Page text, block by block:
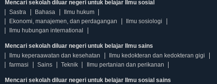
Mencari sekolah diluar negeri untuk belajar Ilmu sosial
Sastra
Bahasa
Ilmu hukum
Ekonomi, manajemen, dan perdagangan
Ilmu sosiologi
Ilmu hubungan international
Mencari sekolah diluar negeri untuk belajar Ilmu sains
Ilmu keperaawatan dan kesehatan
Ilmu kedokteran dan kedokteran gigi
farmasi
Sains Teknik Ilmu pertanian dan perikanan
Mencari sekolah diluar negeri untuk belajar Ilmu sosial sains